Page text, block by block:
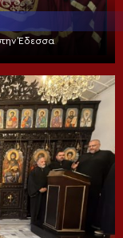
Έδεσσα